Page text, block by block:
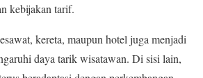
kebijakan tarif.
kereta, maupun hotel juga menjadi
daya tarik wisatawan. Di sisi lain,